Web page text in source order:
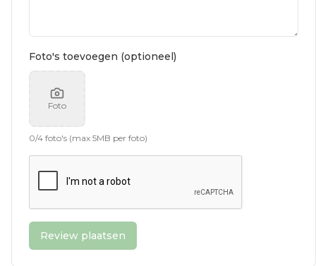
Foto's toevoegen (optioneel)
Foto
0/4 foto's (max 5MB per foto)
Review plaatsen